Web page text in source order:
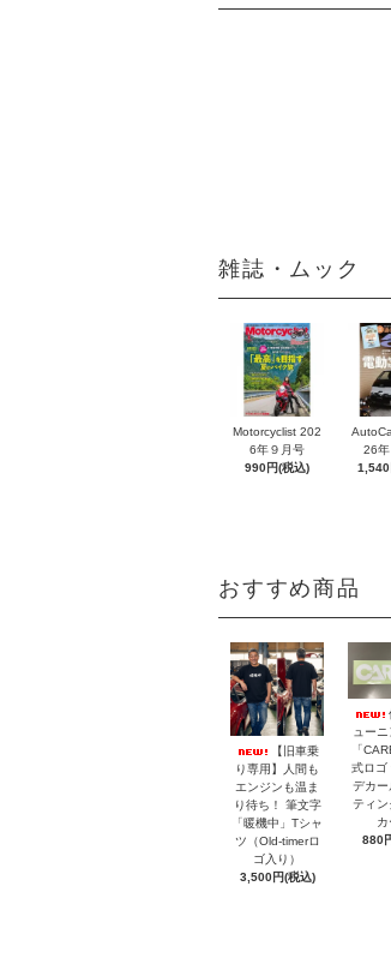
雑誌・ムック
Motorcyclist 202
6年９月号
990円(税込)
26
1,540
おすすめ商品
【旧車乗
り専用】人間も
エンジンも温ま
り待ち！ 筆文字
「暖機中」Tシャ
ツ（Old-timerロ
ゴ入り）
3,500円(税込)
ュー
「
式ロゴ
デカー
ティ
カ
880